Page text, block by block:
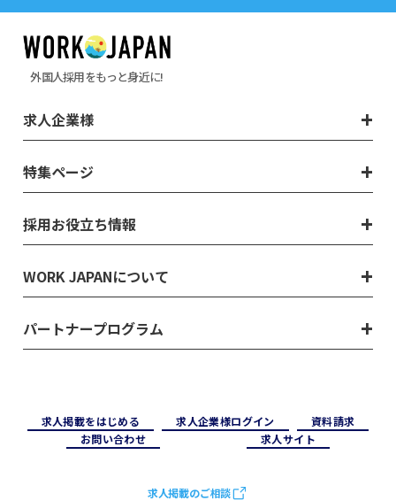
外国人採用をもっと身近に!
求人企業様
特集ページ
採用お役立ち情報
WORK JAPANについて
パートナープログラム
求⼈掲載をはじめる 求⼈企業様ログイン
資料請求
お問い合わせ
求⼈サイト
求人掲載のご相談